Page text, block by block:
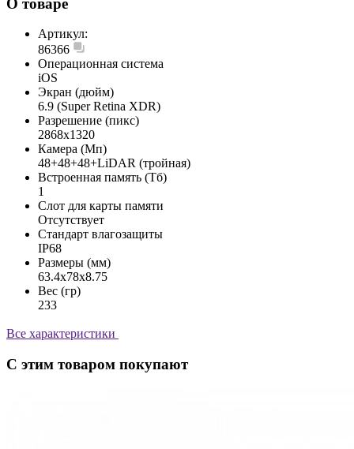
Артикул:
86366
Операционная система
iOS
Экран (дюйм)
6.9 (Super Retina XDR)
Разрешение (пикс)
2868x1320
Камера (Мп)
48+48+48+LiDAR (тройная)
Встроенная память (Тб)
1
Слот для карты памяти
Отсутствует
Стандарт влагозащиты
IP68
Размеры (мм)
63.4x78x8.75
Вес (гр)
233
Все характеристики
С этим товаром покупают